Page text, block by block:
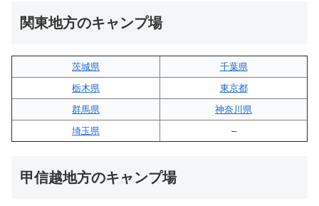
関東地方のキャンプ場
茨城県
千葉県
栃木県
東京都
群馬県
神奈川県
埼玉県
–
甲信越地方のキャンプ場